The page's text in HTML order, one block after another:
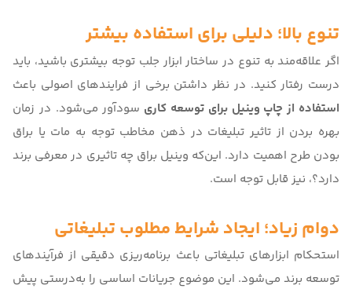
تنوع بالا؛ دلیلی برای استفاده بیشتر
اگر علاقه‌مند به تنوع در ساختار ابزار جلب توجه بیشتری باشید، باید
درست رفتار کنید. در نظر داشتن برخی از فرایندهای اصولی باعث
استفاده از چاپ وینیل برای توسعه کاری سودآور می‌شود. در زمان
بهره بردن از تاثیر تبلیغات در ذهن مخاطب توجه به مات یا براق
بودن طرح اهمیت دارد. این‌که وینیل براق چه تاثیری در معرفی برند
دارد؟، نیز قابل توجه است.
دوام زیاد؛ ایجاد شرایط مطلوب تبلیغاتی
استحکام ابزارهای تبلیغاتی باعث برنامه‌‌ریزی دقیقی از فرآیندهای
توسعه برند می‌شود. این موضوع جریانات اساسی را به‌درستی پیش